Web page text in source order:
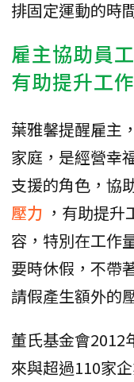
排固定運動的時
雇主協助員
有助提升工
葉雅馨提醒雇主
家庭，是經營幸
支援的角色，協
壓力 ，有助提
容，特別在工作
要時休假，不帶
請假產生額外的
董氏基金會2012
來與超過110家